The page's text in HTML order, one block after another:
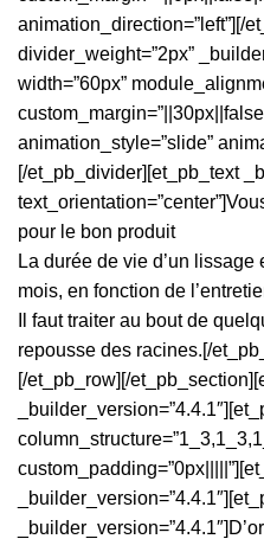
animation_direction=”left”][/
divider_weight=”2px”
width=”60px”
animation_style=”slide”
[/et_pb_divider][et_pb_text
pour le bon produit
La durée de vie d’un lissage
mois, en fonction de
Il faut traiter au bout de
repousse des racines.[/
[/et_pb_row][/